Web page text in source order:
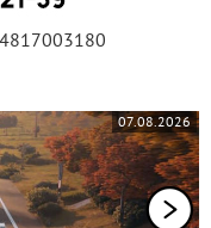
07.08.2026